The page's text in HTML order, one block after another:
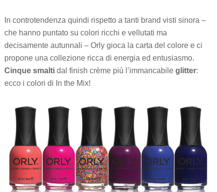
In controtendenza quindi rispetto a tanti brand visti sinora –
che hanno puntato su colori ricchi e vellutati ma
decisamente autunnali – Orly gioca la carta del colore e ci
propone una collezione ricca di energia ed entusiasmo.
Cinque smaltidal finish crème più l’immancabileglitter:
ecco i colori di In the Mix!